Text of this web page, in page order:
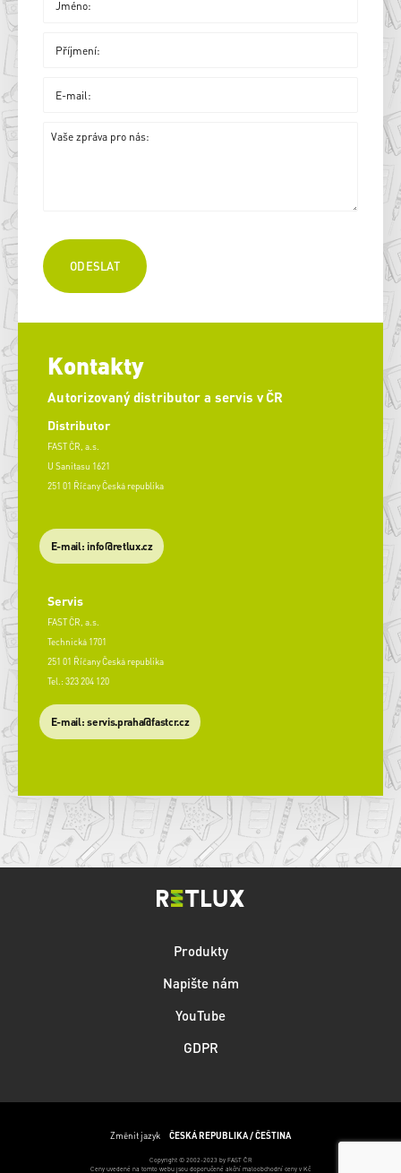
Kontakty
Autorizovaný distributor a servis v ČR
Distributor
FAST ČR, a.s.
U Sanitasu 1621
251 01 Říčany Česká republika
E-mail: info@retlux.cz
Servis
FAST ČR, a.s.
Technická 1701
251 01 Říčany Česká republika
Tel.: 323 204 120
​E-mail: servis.praha@fastcr.cz
Produkty
Napište nám
YouTube
GDPR
Změnit jazyk ČESKÁ REPUBLIKA / ČEŠTINA
Copyright © 2002-2023 by FAST ČR
Ceny uvedené na tomto webu jsou doporučené akční maloobchodní ceny v Kč